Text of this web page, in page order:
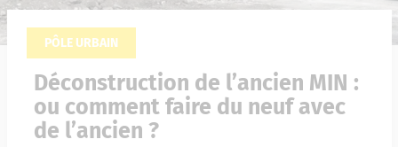
PÔLE URBAIN
Déconstruction de l’ancien MIN :
ou comment faire du neuf avec
de l’ancien ?